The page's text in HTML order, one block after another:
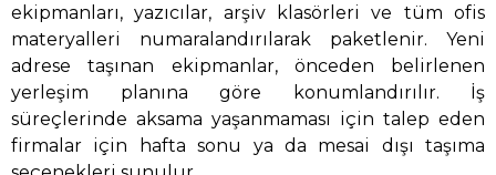
ekipmanları, yazıcılar, arşiv klasörleri ve tüm ofis
materyalleri numaralandırılarak paketlenir. Yeni
adrese taşınan ekipmanlar, önceden belirlenen
yerleşim planına göre konumlandırılır. İş
süreçlerinde aksama yaşanmaması için talep eden
firmalar için hafta sonu ya da mesai dışı taşıma